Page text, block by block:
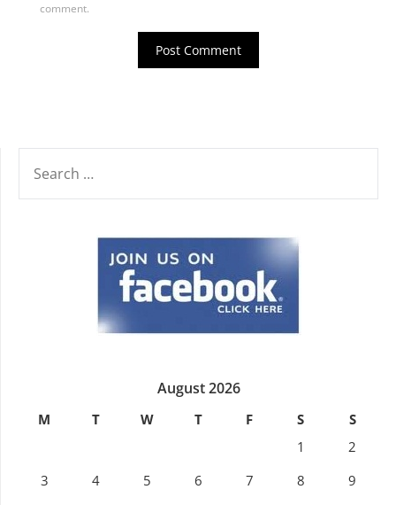
comment.
FOR:
August 2026
M T W T F S
S
1
2
3
4 5 6 7 8
9